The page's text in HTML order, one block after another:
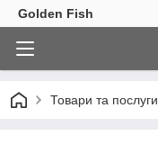
Golden Fish
Товари та послуги